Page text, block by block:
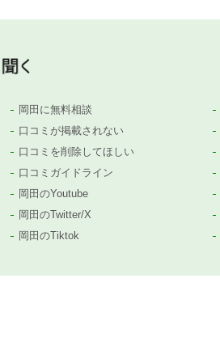
岡田に無料相談
口コミが掲載されない
口コミを削除してほしい
口コミガイドライン
岡田のYoutube
岡田のTwitter/X
岡田のTiktok